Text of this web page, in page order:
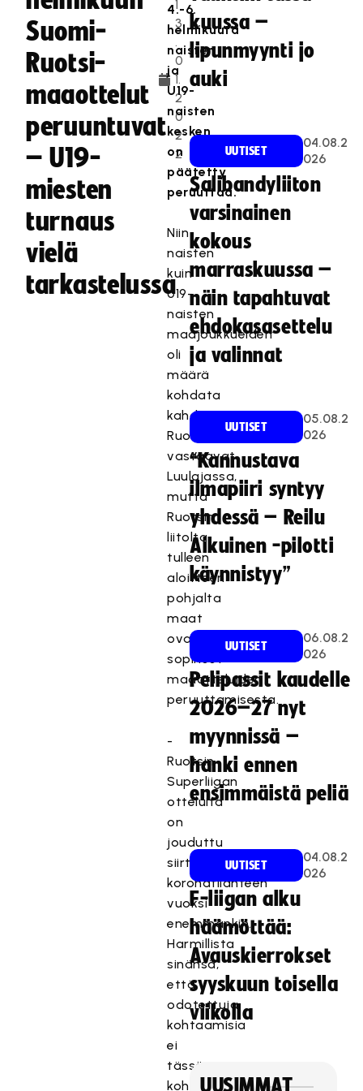
Suomi-
Ruotsi-
maaottelut
peruuntuvat
– U19-
miesten
turnaus
vielä
tarkastelussa
1
3
.
0
1.
2
0
2
2
4.-6.
helmikuuta
naisten
ja
U19-
naisten
kesken
on
päätetty
peruuttaa.
Niin
naisten
kuin
U19-
naisten
maajoukkueiden
oli
määrä
kohdata
kahdesti
Ruotsin
vastaavat
Luulajassa,
mutta
Ruotsin
liitolta
tulleen
aloitteen
pohjalta
maat
ovat
sopineet
maaotteluiden
peruuttamisesta.
-
Ruotsin
Superliigan
otteluita
on
jouduttu
siirtämään
koronatilanteen
vuoksi
enemmänkin.
Harmillista
sinänsä,
että
odotettuja
kohtaamisia
ei
tässä
kohtaa
kuussa –
lipunmyynti jo
auki
UUTISET
04.08.2
026
Salibandyliiton
varsinainen
kokous
marraskuussa –
näin tapahtuvat
ehdokasasettelu
ja valinnat
UUTISET
05.08.2
026
“Kannustava
ilmapiiri syntyy
yhdessä – Reilu
Aikuinen -pilotti
käynnistyy”
UUTISET
06.08.2
026
Pelipassit kaudelle
2026–27 nyt
myynnissä –
hanki ennen
ensimmäistä peliä
UUTISET
04.08.2
026
F-liigan alku
häämöttää:
Avauskierrokset
syyskuun toisella
viikolla
UUSIMMAT